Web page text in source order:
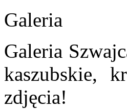
Galeria
Galeria
kaszubskie,
zdjęcia!